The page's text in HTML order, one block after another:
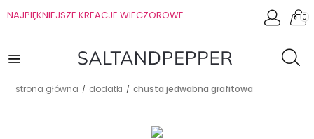
NAJPIĘKNIEJSZE KREACJE WIECZOROWE 0
strona główna / dodatki / chusta jedwabna grafitowa